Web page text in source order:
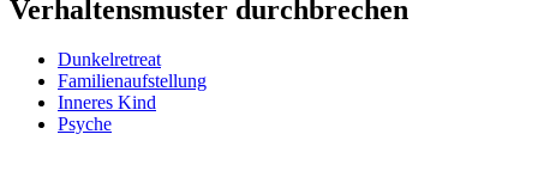
Verhaltensmuster durchbrechen
Dunkelretreat
Familienaufstellung
Inneres Kind
Psyche